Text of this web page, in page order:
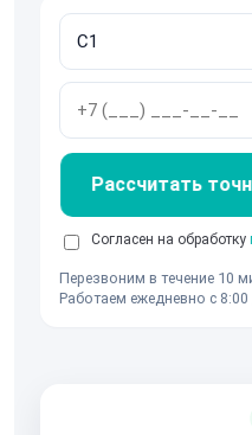
Рассчитать
Согласен на обработку
Перезвоним в течение 10
Работаем ежедневно с